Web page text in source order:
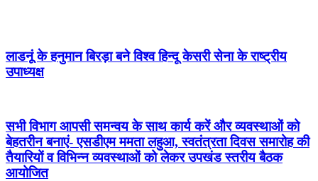
लाडनूं के हनुमान बिरड़ा बने विश्व हिन्दू केसरी सेना के राष्ट्रीय
उपाध्यक्ष
सभी विभाग आपसी समन्वय के साथ कार्य करें और व्यवस्थाओं को
बेहतरीन बनाएं- एसडीएम ममता लहुआ, स्वतंत्रता दिवस समारोह की
तैयारियों व विभिन्न व्यवस्थाओं को लेकर उपखंड स्तरीय बैठक
आयोजित